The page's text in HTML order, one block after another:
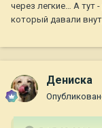
через легкие… А тут
который давали
Дениска